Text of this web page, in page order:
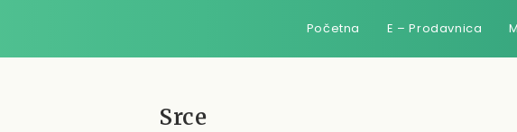
Početna E – Prodavnica
Srce